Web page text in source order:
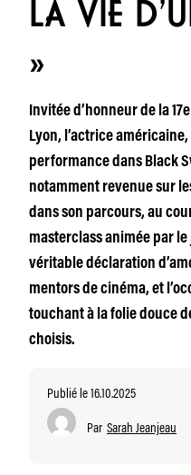
LA VIE
»
Invitée d’honneur de la
Lyon, l’actrice américaine,
performance dans Black
notamment revenue sur
dans son parcours, au
masterclass animée par
véritable déclaration
mentors de cinéma, et
touchant à la folie douce
choisis.
Publié le 16.10.2025
Par Sarah Jeanjeau